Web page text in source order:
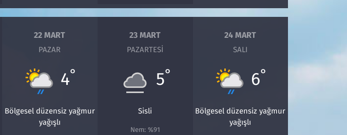
22 MART
PAZAR
4°
Bölgesel düzensiz yağmur
yağışlı
23 MART
PAZARTESI
5°
Sisli
Nem: %91
24 MART
SALI
6°
Bölgesel düzensiz yağmur
yağışlı